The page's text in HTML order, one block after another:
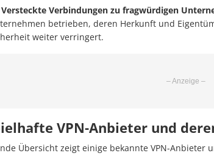
Verbindungen zu fragwürdigen
betrieben, deren Herkunft und
weiter verringert.
VPN-Anbieter und
Übersicht zeigt einige bekannte VPN-Anbieter